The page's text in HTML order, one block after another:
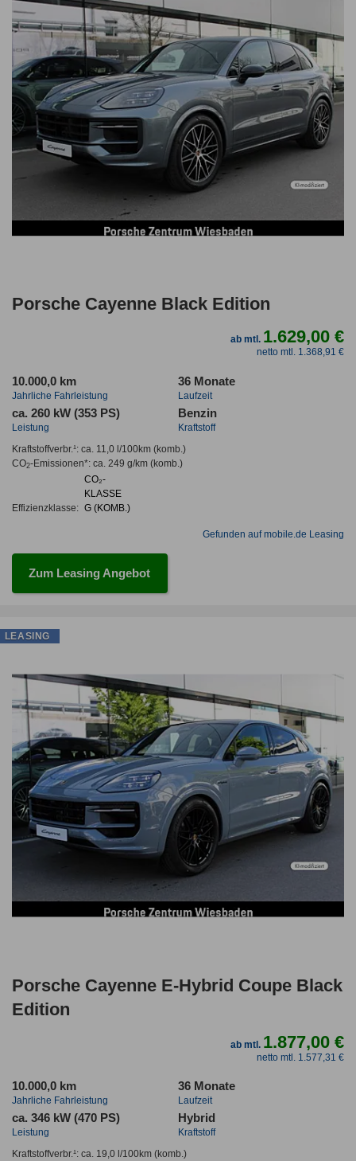
Porsche Cayenne Black Edition
ab mtl. 1.629,00 €
netto mtl. 1.368,91 €
10.000,0 km
Jahrliche Fahrleistung
36 Monate
Laufzeit
ca. 260 kW (353 PS)
Leistung
Benzin
Kraftstoff
Kraftstoffverbr.¹: ca. 11,0 l/100km(komb.)
CO2-Emissionen*: ca. 249 g/km(komb.)
Effizienzklasse:
CO₂-
KLASSE
G (KOMB.)
Gefunden auf mobile.de Leasing
Zum Leasing Angebot
Porsche Cayenne E-Hybrid Coupe Black
Edition
ab mtl. 1.877,00 €
netto mtl. 1.577,31 €
10.000,0 km
Jahrliche Fahrleistung
36 Monate
Laufzeit
ca. 346 kW (470 PS)
Leistung
Hybrid
Kraftstoff
Kraftstoffverbr.¹: ca. 19,0 l/100km(komb.)
LEASING